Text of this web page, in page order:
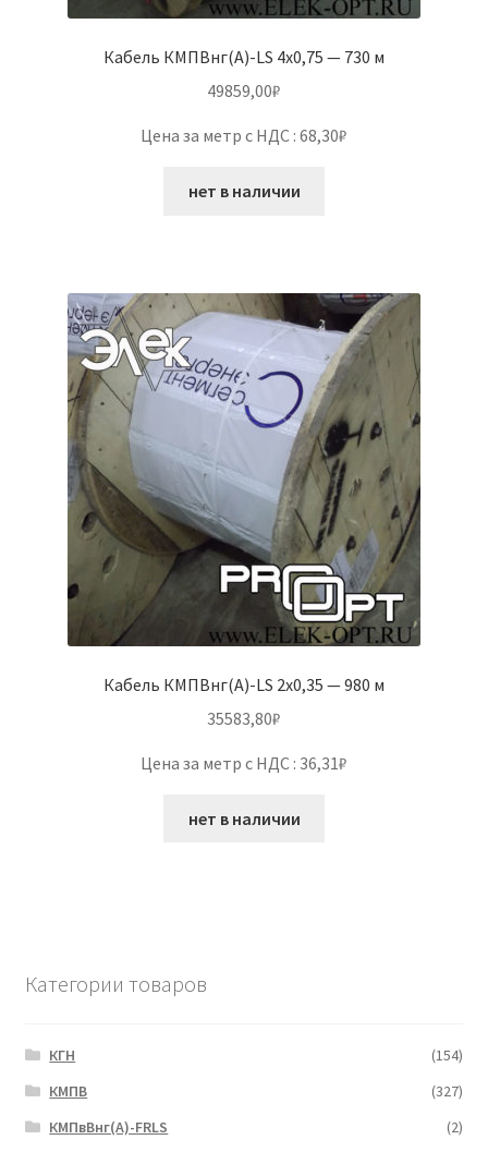
Кабель КМПВнг(А)-LS 4х0,75 — 730 м
49859,00₽
Цена за метр с НДС : 68,30₽
нет в наличии
Кабель КМПВнг(А)-LS 2х0,35 — 980 м
35583,80₽
Цена за метр с НДС : 36,31₽
нет в наличии
Категории товаров
КГН
(154)
КМПВ
(327)
КМПвВнг(А)-FRLS
(2)